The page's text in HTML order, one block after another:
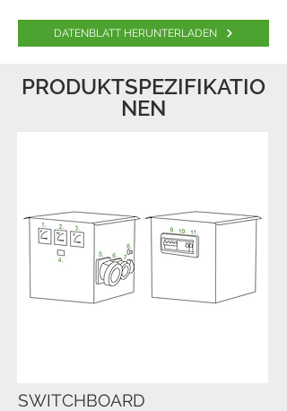
DATENBLATT HERUNTERLADEN
PRODUKTSPEZIFIKATIO
NEN
SWITCHBOARD